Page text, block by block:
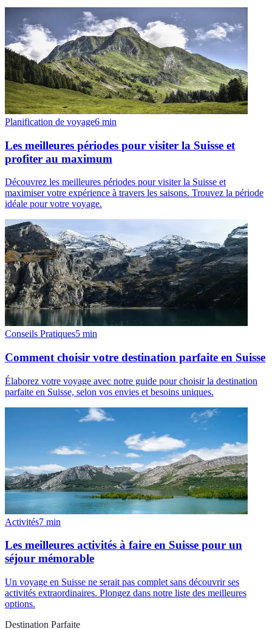
Planification de voyage6 min
Les meilleures périodes pour visiter la Suisse et
profiter au maximum
Découvrez les meilleures périodes pour visiter la Suisse et
maximiser votre expérience à travers les saisons. Trouvez la période
idéale pour votre voyage.
Conseils Pratiques5 min
Comment choisir votre destination parfaite en Suisse
Élaborez votre voyage avec notre guide pour choisir la destination
parfaite en Suisse, selon vos envies et besoins uniques.
Activités7 min
Les meilleures activités à faire en Suisse pour un
séjour mémorable
Un voyage en Suisse ne serait pas complet sans découvrir ses
activités extraordinaires. Plongez dans notre liste des meilleures
options.
Destination Parfaite